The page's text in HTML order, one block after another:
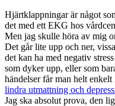
Hjärtklappningar är något
det med ett EKG hos
Men jag skulle höra av mig
Det går lite upp och ner,
det kan ha med negativ
som dyker upp, eller som
händelser får man helt
lindra utmattning och
Jag ska absolut prova, den